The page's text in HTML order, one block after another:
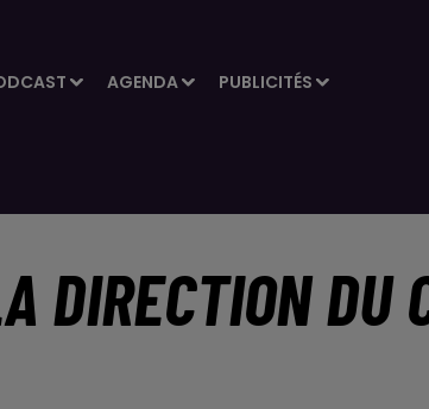
AGENDA PUBLICITÉS
DIRECTION DU